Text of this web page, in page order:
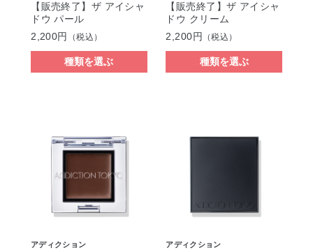
【販売終了】ザ アイシャ
ドウ パール
2,200円
（税込）
種類を選ぶ
【販売終了】ザ アイシャ
ドウ クリーム
2,200円
（税込）
種類を選ぶ
アディクション アディクション